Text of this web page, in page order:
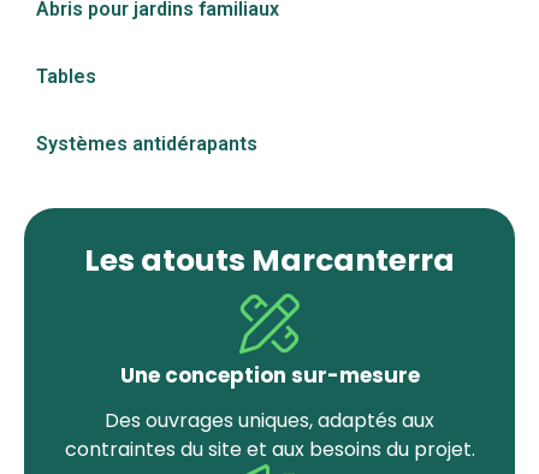
Abris pour jardins familiaux
Tables
Systèmes antidérapants
Les atouts Marcanterra
Une conception sur-mesure
Des ouvrages uniques, adaptés aux
contraintes du site et aux besoins du projet.